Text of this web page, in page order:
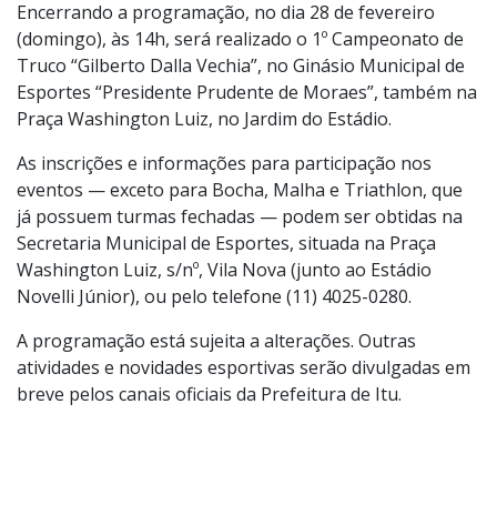
Encerrando a programação, no dia 28 de fevereiro
(domingo), às 14h, será realizado o 1º Campeonato de
Truco “Gilberto Dalla Vechia”, no Ginásio Municipal de
Esportes “Presidente Prudente de Moraes”, também na
Praça Washington Luiz, no Jardim do Estádio.
As inscrições e informações para participação nos
eventos — exceto para Bocha, Malha e Triathlon, que
já possuem turmas fechadas — podem ser obtidas na
Secretaria Municipal de Esportes, situada na Praça
Washington Luiz, s/nº, Vila Nova (junto ao Estádio
Novelli Júnior), ou pelo telefone (11) 4025-0280.
A programação está sujeita a alterações. Outras
atividades e novidades esportivas serão divulgadas em
breve pelos canais oficiais da Prefeitura de Itu.